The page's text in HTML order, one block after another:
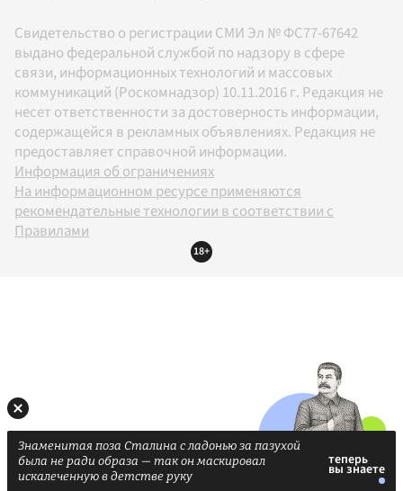
Свидетельство о регистрации СМИ Эл № ФС77-67642
выдано федеральной службой по надзору в сфере
связи, информационных технологий и массовых
коммуникаций (Роскомнадзор) 10.11.2016 г. Редакция не
несет ответственности за достоверность информации,
содержащейся в рекламных объявлениях. Редакция не
предоставляет справочной информации.
Информация об ограничениях
На информационном ресурсе применяются
рекомендательные технологии в соответствии с
Правилами
18+
Знаменитая поза Сталина с ладонью за пазухой
была не ради образа — так он маскировал
искалеченную в детстве руку